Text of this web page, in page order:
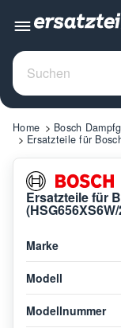
Home
Bosch
Ersatzteile für
Ersatzteile für
Marke
Modell
Modellnummer